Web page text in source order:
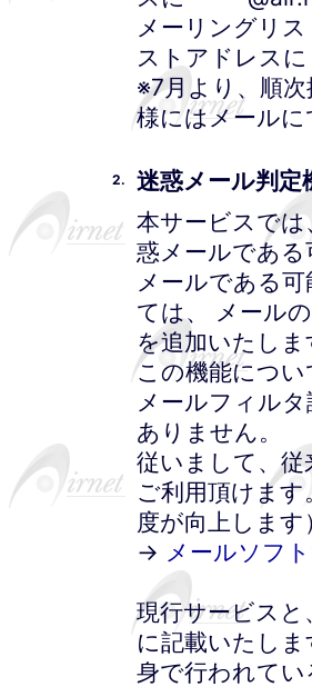
メーリングリ
ストアドレス
※7月より、順
様にはメール
2.
迷惑メール判定
本サービスで
惑メールである
メールである
ては、 メール
を追加いたしま
この機能につ
メールフィル
ありません。
従いまして、
ご利用頂けま
度が向上します
→ メールソフ
現行サービス
に記載いたし
身で行われて